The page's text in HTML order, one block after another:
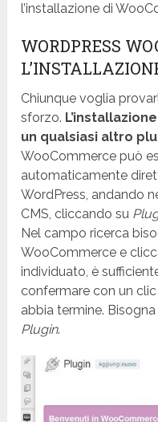
l’installazione di
WORDPRESS
Chiunque voglia
sforzo.
un qualsiasi altro
WooCommerce può
automaticamente
WordPress, andando
CMS, cliccando su
Nel campo ricerca
WooCommerce e
individuato, è
confermare con un
abbia termine.
Plugin.